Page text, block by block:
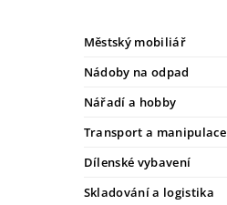
Městský mobiliář
Nádoby na odpad
Nářadí a hobby
Transport a manipulace
Dílenské vybavení
Skladování a logistika